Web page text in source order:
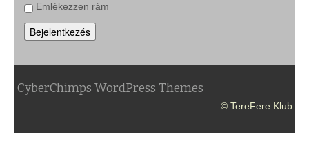
Emlékezzen rám
Bejelentkezés
CyberChimps WordPress Themes
© TereFere Klub